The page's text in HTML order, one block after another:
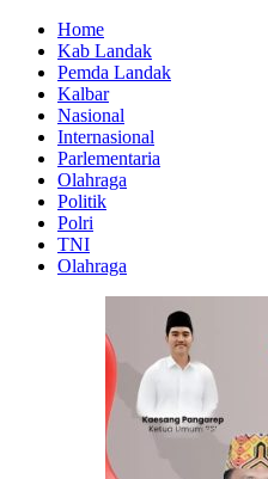
Home
Kab Landak
Pemda Landak
Kalbar
Nasional
Internasional
Parlementaria
Olahraga
Politik
Polri
TNI
Olahraga